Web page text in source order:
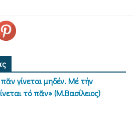
γίνεται μηδέν. Μέ τήν
τό πᾶν» (Μ.Βασίλειος)